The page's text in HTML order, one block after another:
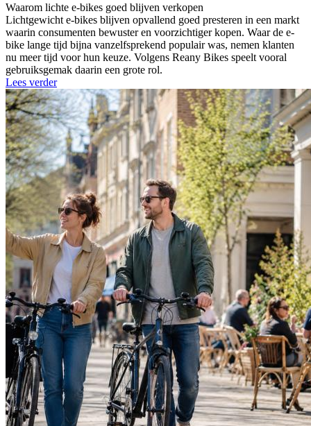
Waarom lichte e-bikes goed blijven verkopen
Lichtgewicht e-bikes blijven opvallend goed presteren in een markt
waarin consumenten bewuster en voorzichtiger kopen. Waar de e-
bike lange tijd bijna vanzelfsprekend populair was, nemen klanten
nu meer tijd voor hun keuze. Volgens Reany Bikes speelt vooral
gebruiksgemak daarin een grote rol.
Lees verder